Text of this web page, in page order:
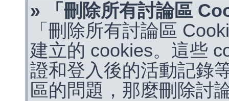
» 「刪除所有討論區
「刪除所有討論區
建立的 cookies。這些
證和登入後的活動記錄
區的問題，那麼刪除討